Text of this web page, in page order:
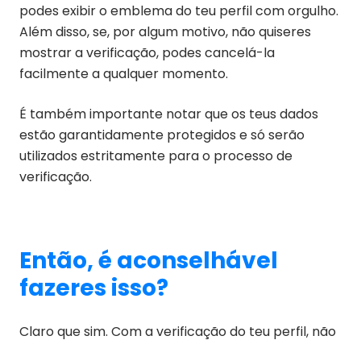
podes exibir o emblema do teu perfil com orgulho.
Além disso, se, por algum motivo, não quiseres
mostrar a verificação, podes cancelá-la
facilmente a qualquer momento.
É também importante notar que os teus dados
estão garantidamente protegidos e só serão
utilizados estritamente para o processo de
verificação.
Então, é aconselhável
fazeres isso?
Claro que sim. Com a verificação do teu perfil, não